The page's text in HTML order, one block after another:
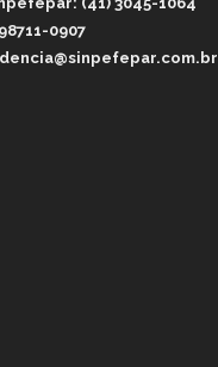
0907